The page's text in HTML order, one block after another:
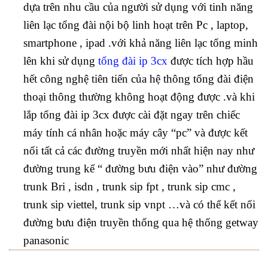
dựa trên nhu cầu của người sử dụng với tinh năng
liên lạc tổng đài nội bộ linh hoạt trên Pc , laptop,
smartphone , ipad .với khả năng liên lạc tổng minh
lên khi sử dụng tổng đài ip 3cx được tích hợp hầu
hết công nghệ tiên tiến của hệ thông tổng đài điện
thoại thông thường không hoạt động được .và khi
lắp tổng đài ip 3cx được cài đặt ngay trên chiếc
máy tính cá nhân hoặc máy cây “pc” và được kết
nối tất cả các đường truyền mới nhất hiện nay như
đường trung kế “ đường bưu điện vào” như đường
trunk Bri , isdn , trunk sip fpt , trunk sip cmc ,
trunk sip viettel, trunk sip vnpt …và có thể kết nối
đường bưu điện truyền thống qua hệ thống getway
panasonic